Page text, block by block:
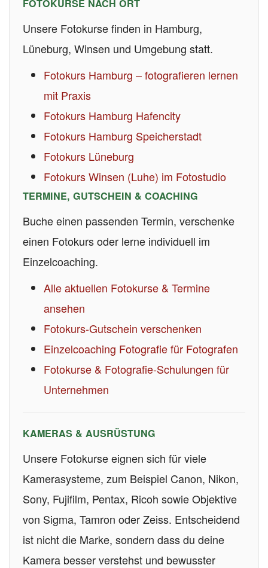
FOTOKURSE NACH ORT
Unsere Fotokurse finden in Hamburg,
Lüneburg, Winsen und Umgebung statt.
Fotokurs Hamburg – fotografieren lernen
mit Praxis
Fotokurs Hamburg Hafencity
Fotokurs Hamburg Speicherstadt
Fotokurs Lüneburg
Fotokurs Winsen (Luhe) im Fotostudio
TERMINE, GUTSCHEIN & COACHING
Buche einen passenden Termin, verschenke
einen Fotokurs oder lerne individuell im
Einzelcoaching.
Alle aktuellen Fotokurse & Termine
ansehen
Fotokurs-Gutschein verschenken
Einzelcoaching Fotografie für Fotografen
Fotokurse & Fotografie-Schulungen für
Unternehmen
KAMERAS & AUSRÜSTUNG
Unsere Fotokurse eignen sich für viele
Kamerasysteme, zum Beispiel Canon, Nikon,
Sony, Fujifilm, Pentax, Ricoh sowie Objektive
von Sigma, Tamron oder Zeiss. Entscheidend
ist nicht die Marke, sondern dass du deine
Kamera besser verstehst und bewusster